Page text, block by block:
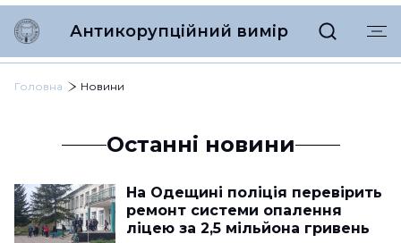
Антикорупційний вимір
Головна Новини
Останні новини
На Одещині поліція перевірить
ремонт системи опалення
ліцею за 2,5 мільйона гривень